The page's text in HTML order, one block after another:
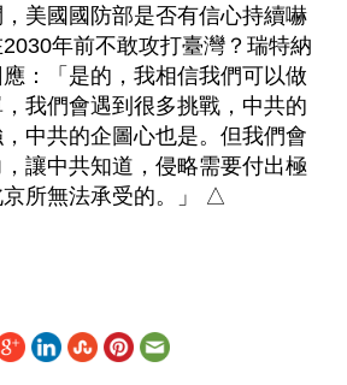
美國國防部是否有信心持續嚇
年前不敢攻打臺灣？瑞特納
：「是的，我相信我們可以做
我們會遇到很多挑戰，中共的
中共的企圖心也是。但我們會
讓中共知道，侵略需要付出極
所無法承受的。」 △